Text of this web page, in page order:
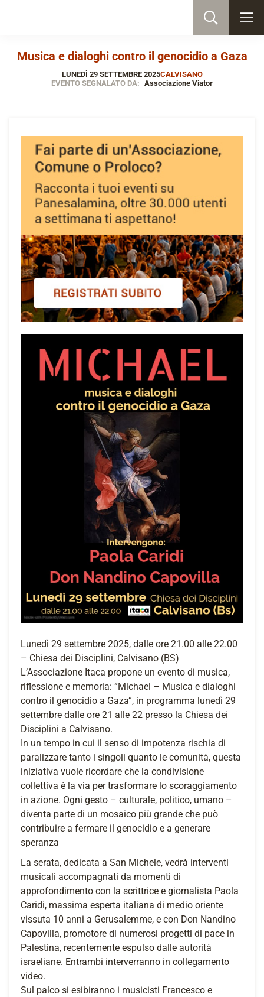
Musica e dialoghi contro il genocidio a Gaza
LUNEDÌ 29 SETTEMBRE 2025CALVISANO
EVENTO SEGNALATO DA: Associazione Viator
Lunedì 29 settembre 2025, dalle ore 21.00 alle 22.00
– Chiesa dei Disciplini, Calvisano (BS)
L’Associazione Itaca propone un evento di musica,
riflessione e memoria: “Michael – Musica e dialoghi
contro il genocidio a Gaza”, in programma lunedì 29
settembre dalle ore 21 alle 22 presso la Chiesa dei
Disciplini a Calvisano.
In un tempo in cui il senso di impotenza rischia di
paralizzare tanto i singoli quanto le comunità, questa
iniziativa vuole ricordare che la condivisione
collettiva è la via per trasformare lo scoraggiamento
in azione. Ogni gesto – culturale, politico, umano –
diventa parte di un mosaico più grande che può
contribuire a fermare il genocidio e a generare
speranza
La serata, dedicata a San Michele, vedrà interventi
musicali accompagnati da momenti di
approfondimento con la scrittrice e giornalista Paola
Caridi, massima esperta italiana di medio oriente
vissuta 10 anni a Gerusalemme, e con Don Nandino
Capovilla, promotore di numerosi progetti di pace in
Palestina, recentemente espulso dalle autorità
israeliane. Entrambi interverranno in collegamento
video.
Sul palco si esibiranno i musicisti Francesco e